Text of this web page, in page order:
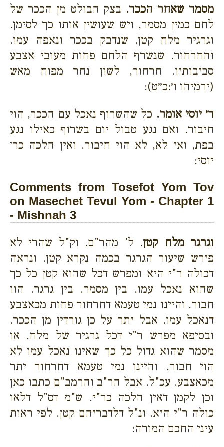
מסמר שאחר הככר. בצק הבולט מן הככר של
לחם כמין מסמר, ויש שעושין אותו כך לסימן.
וגרגיר מלח קטן. שנדבק בככר ונאפה עמו.
והחרחור. שנשרף הלחם פחות מעובי אצבע
סביבותיו. חרחור, לשון נחר מפוח מאש
(ירמיהו ו׳:כ״ט):
ר׳ יוסי אומר. כל שהשרוף נאכל עם הככר, הוי
חיבור. ואם נגע טבול יום בשרוף כאילו נגע
בפת, ואי לא, לא הוי חיבור. ואין הלכה כר׳
יוסי:
Comments from Tosefot Yom Tov
on Masechet Tevul Yom - Chapter 1
- Mishnah 3
וגרגר מלח קטן. ל' מהר"ם. וק"ל שהרי לא
פירש שיעור הגרגר בכמה נקרא קטן. ונראה
דכולה ר"י היא ומפרש דכל שהוא קטן כל כך
שהוא נאכל עמו. בין מסמר. בין גרגר. הוו
חבור. והיינו נמי טעמא דחרחור פחות מכאצבע
דנאכל עמו. אבל יתר על כן גורדין מן הככר.
ובסיפא מפרש ר"י דכל גרגיר של מלח. או
מסמר שהוא גדול כל כך שאינו נאכל עמו לא
הוי חבור. והיינו נמי טעמא דחרחור יתר
מכאצבע. עכ"ל. אבל הר"ב והרמב"ם כתבו כאן
וכן לקמן דאין הלכה כר"י. ש"מ דס"ל דלאו
כולה ר"י היא. ונ"ל דלדבריהם קטן. לפי ראות
עיני החכם המורה: